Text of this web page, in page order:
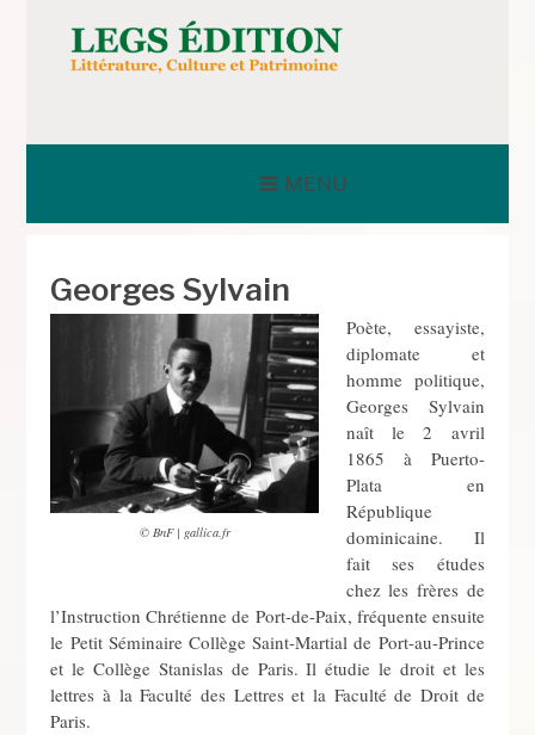
contenuLEGS ÉDITION
MENU
Georges Sylvain
© BnF | gallica.fr
Poète, essayiste,
diplomate et
homme politique,
Georges Sylvain
naît le 2 avril
1865 à Puerto-
Plata en
République
dominicaine. Il
fait ses études
chez les frères de
l’Instruction Chrétienne de Port-de-Paix, fréquente ensuite
le Petit Séminaire Collège Saint-Martial de Port-au-Prince
et le Collège Stanislas de Paris. Il étudie le droit et les
lettres à la Faculté des Lettres et la Faculté de Droit de
Paris.